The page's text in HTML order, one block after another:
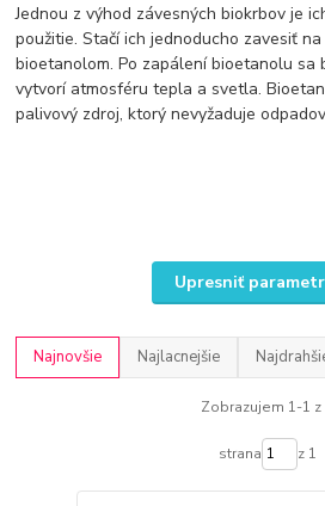
Jednou z výhod závesných biokrbov je
použitie. Stačí ich jednoducho zavesiť
bioetanolom. Po zapálení bioetanolu sa
vytvorí atmosféru tepla a svetla.
palivový zdroj, ktorý nevyžaduje
Upresniť
Najnovšie Najlacnejšie
Zobrazujem 1-1 z
strana z 1